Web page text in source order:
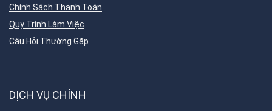
Chính Sách Thanh Toán
Quy Trình Làm Việc
Câu Hỏi Thường Gặp
DỊCH VỤ CHÍNH